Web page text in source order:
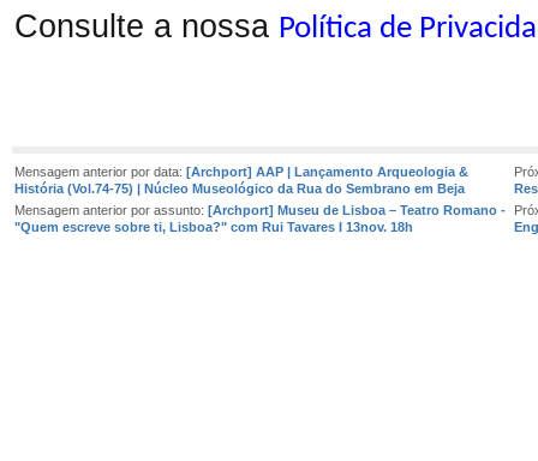
Consulte a nossa Política de
Mensagem anterior por data: [Archport] AAP | Lançamento Arqueologia &
História (Vol.74-75) | Núcleo Museológico da Rua do Sembrano em Beja
Mensagem anterior por assunto: [Archport] Museu de Lisboa – Teatro Romano -
"Quem escreve sobre ti, Lisboa?" com Rui Tavares I 13nov. 18h